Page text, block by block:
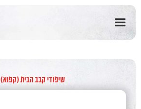
שִׂים
בְּאֲתָר
זֶה
נָגִישׁ
לִנְגִישׁוּת
שיפודי קבב הבית (קפוא)